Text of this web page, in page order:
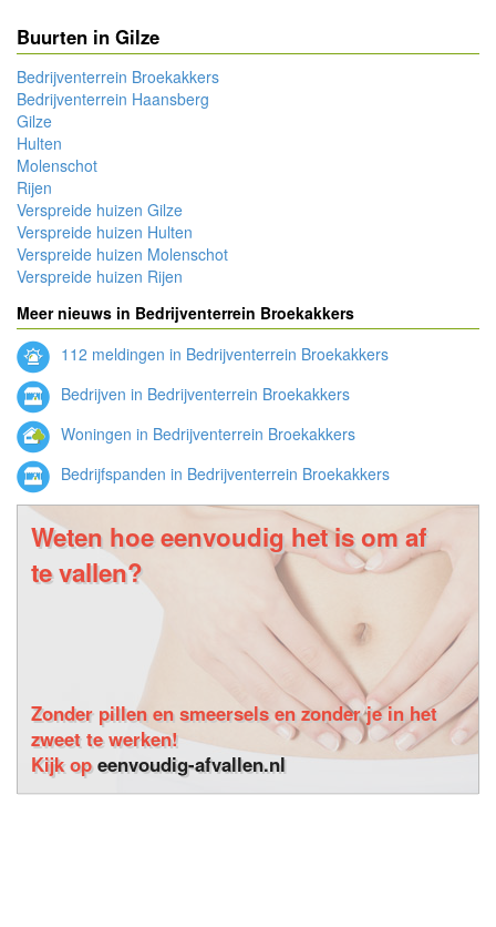
Buurten in Gilze
Bedrijventerrein Broekakkers
Bedrijventerrein Haansberg
Gilze
Hulten
Molenschot
Rijen
Verspreide huizen Gilze
Verspreide huizen Hulten
Verspreide huizen Molenschot
Verspreide huizen Rijen
Meer nieuws in Bedrijventerrein Broekakkers
112 meldingen in Bedrijventerrein Broekakkers
Bedrijven in Bedrijventerrein Broekakkers
Woningen in Bedrijventerrein Broekakkers
Bedrijfspanden in Bedrijventerrein Broekakkers
Weten hoe eenvoudig het is om af
te vallen?
Zonder pillen en smeersels en zonder je in het
zweet te werken!
Kijk opeenvoudig-afvallen.nl